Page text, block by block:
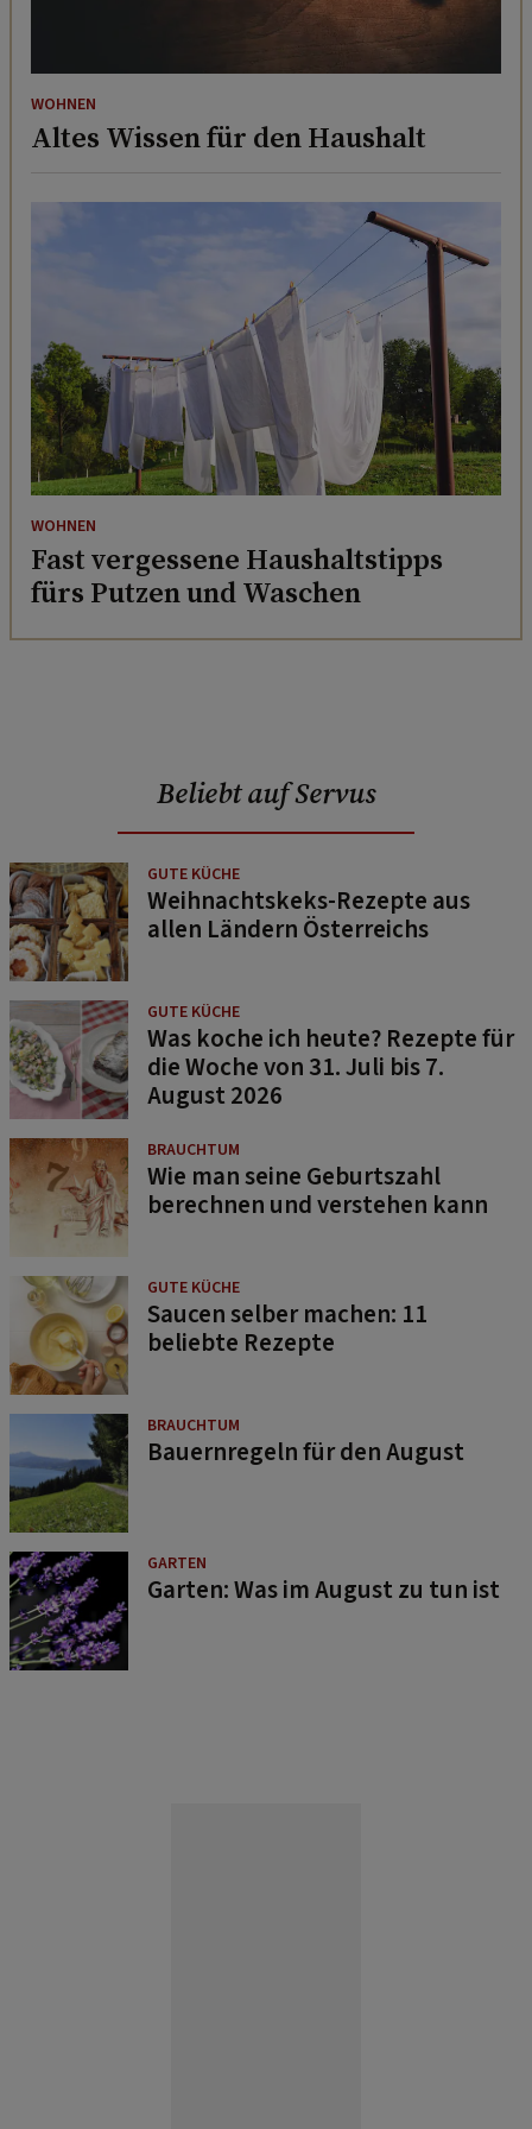
WOHNEN
Altes Wissen für den Haushalt
WOHNEN
Fast vergessene Haushaltstipps
fürs Putzen und Waschen
Beliebt auf Servus
GUTE KÜCHE
Weihnachtskeks-Rezepte aus
allen Ländern Österreichs
GUTE KÜCHE
Was koche ich heute? Rezepte für
die Woche von 31. Juli bis 7.
August 2026
BRAUCHTUM
Wie man seine Geburtszahl
berechnen und verstehen kann
GUTE KÜCHE
Saucen selber machen: 11
beliebte Rezepte
BRAUCHTUM
Bauernregeln für den August
GARTEN
Garten: Was im August zu tun ist